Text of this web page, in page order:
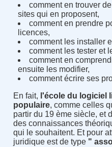
comment en trouver
sites qui en proposent,
comment en prendre
licences,
comment les installer
comment les tester et
comment en
ensuite les modifier,
comment écrire ses
En fait, l'école du logiciel
populaire, comme celles
partir du 19 ème siècle, et
des connaissances
qui le souhaitent. Et pour
juridique est de type "